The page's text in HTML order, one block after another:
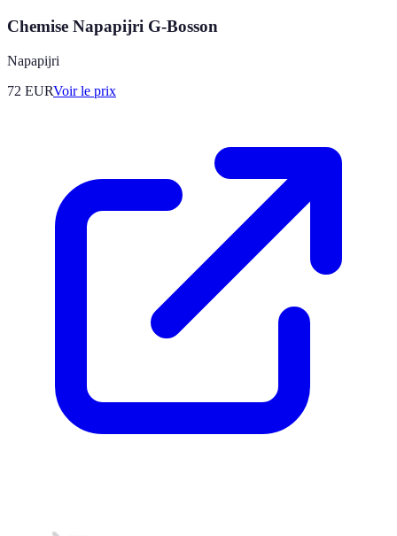
Chemise Napapijri G-Bosson
Napapijri
72 EURVoir le prix